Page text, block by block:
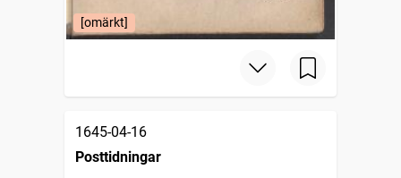
[omärkt]
1645-04-16
Posttidningar